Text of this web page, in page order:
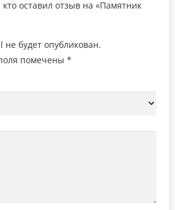
оставил отзыв на «Памятник
будет опубликован.
помечены *